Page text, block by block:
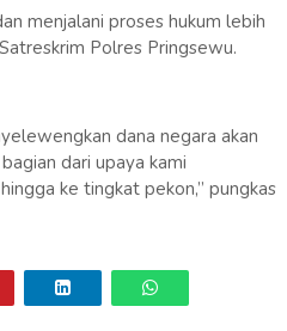
menjalani proses hukum lebih
Polres Pringsewu.
dana negara akan
dari upaya kami
ke tingkat pekon,” pungkas